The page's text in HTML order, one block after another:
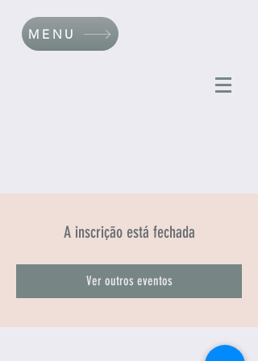
MENU
A inscrição está fechada
Ver outros eventos